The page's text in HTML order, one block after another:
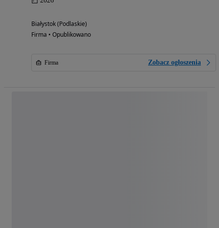
Białystok (Podlaskie)
Firma • Opublikowano
Firma Zobacz ogłoszenia